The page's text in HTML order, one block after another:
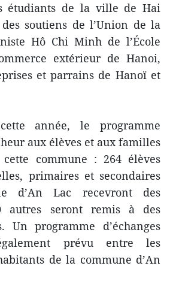
étudiants de la ville de Hai
soutiens de l’Union de la
Hô Chi Minh de l’École
extérieur de Hanoi,
et parrains de Hanoï et
année, le programme
aux élèves et aux familles
commune : 264 élèves
primaires et secondaires
d’An Lac recevront des
autres seront remis à des
Un programme d’échanges
prévu entre les
de la commune d’An